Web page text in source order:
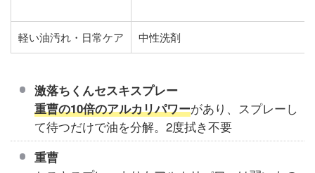
軽い油汚れ・日常ケア 中性洗剤
激落ちくんセスキスプレー
重曹の10倍のアルカリパワーがあり、スプレーし
て待つだけで油を分解。2度拭き不要
重曹